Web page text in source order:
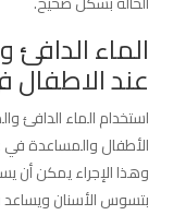
الماء
عند الاطفال
استخدام الماء الدافئ
الأطفال والمساعدة في
وهذا الإجراء يمكن أن
بتسوس الأسنان